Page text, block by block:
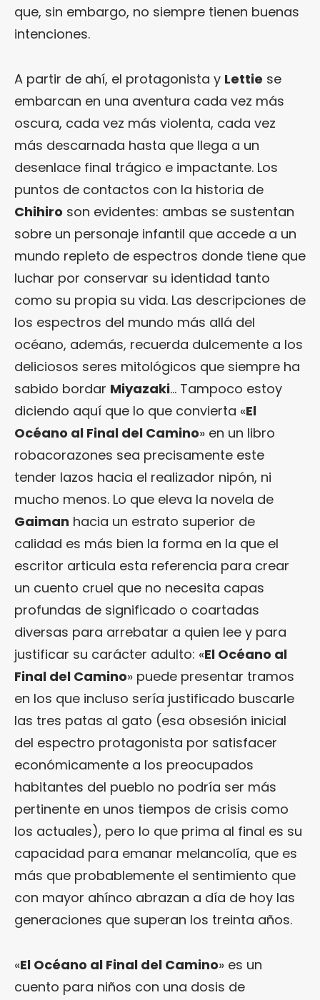
que, sin embargo, no siempre tienen buenas
intenciones.
A partir de ahí, el protagonista y Lettie se
embarcan en una aventura cada vez más
oscura, cada vez más violenta, cada vez
más descarnada hasta que llega a un
desenlace final trágico e impactante. Los
puntos de contactos con la historia de
Chihiro son evidentes: ambas se sustentan
sobre un personaje infantil que accede a un
mundo repleto de espectros donde tiene que
luchar por conservar su identidad tanto
como su propia su vida. Las descripciones de
los espectros del mundo más allá del
océano, además, recuerda dulcemente a los
deliciosos seres mitológicos que siempre ha
sabido bordar Miyazaki… Tampoco estoy
diciendo aquí que lo que convierta «El
Océano al Final del Camino» en un libro
robacorazones sea precisamente este
tender lazos hacia el realizador nipón, ni
mucho menos. Lo que eleva la novela de
Gaiman hacia un estrato superior de
calidad es más bien la forma en la que el
escritor articula esta referencia para crear
un cuento cruel que no necesita capas
profundas de significado o coartadas
diversas para arrebatar a quien lee y para
justificar su carácter adulto: «El Océano al
Final del Camino» puede presentar tramos
en los que incluso sería justificado buscarle
las tres patas al gato (esa obsesión inicial
del espectro protagonista por satisfacer
económicamente a los preocupados
habitantes del pueblo no podría ser más
pertinente en unos tiempos de crisis como
los actuales), pero lo que prima al final es su
capacidad para emanar melancolía, que es
más que probablemente el sentimiento que
con mayor ahínco abrazan a día de hoy las
generaciones que superan los treinta años.
«El Océano al Final del Camino» es un
cuento para niños con una dosis de